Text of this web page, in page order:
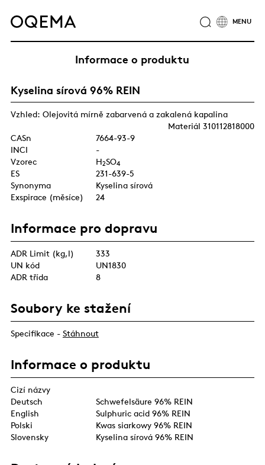
O NÁS
SLUŽBY
KATALOG PRODUKTŮ
NOVINKY
KONTAKTY
SKUPINA OQEMA
Informace o produktu
Kyselina sírová 96% REIN
Vzhled: Olejovitá mírně zabarvená a zakalená kapalina
Materiál 310112818000
CASn
7664-93-9
INCI
-
Vzorec
H2SO4
ES
231-639-5
Synonyma
Kyselina sírová
Exspirace (měsíce)
24
Informace pro dopravu
ADR Limit (kg,l)
333
UN kód
UN1830
ADR třída
8
Soubory ke stažení
Specifikace - Stáhnout
Informace o produktu
Cizí názvy
Deutsch
Schwefelsäure 96% REIN
English
Sulphuric acid 96% REIN
Polski
Kwas siarkowy 96% REIN
Slovensky
Kyselina sírová 96% REIN